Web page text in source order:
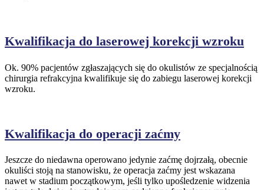
Kwalifikacja do laserowej korekcji wzroku
Ok. 90% pacjentów zgłaszających się do okulistów ze specjalnością
chirurgia refrakcyjna kwalifikuje się do zabiegu laserowej korekcji
wzroku.
Kwalifikacja do operacji zaćmy
Jeszcze do niedawna operowano jedynie zaćmę dojrzałą, obecnie
okuliści stoją na stanowisku, że operacja zaćmy jest wskazana
nawet w stadium początkowym, jeśli tylko upośledzenie widzenia